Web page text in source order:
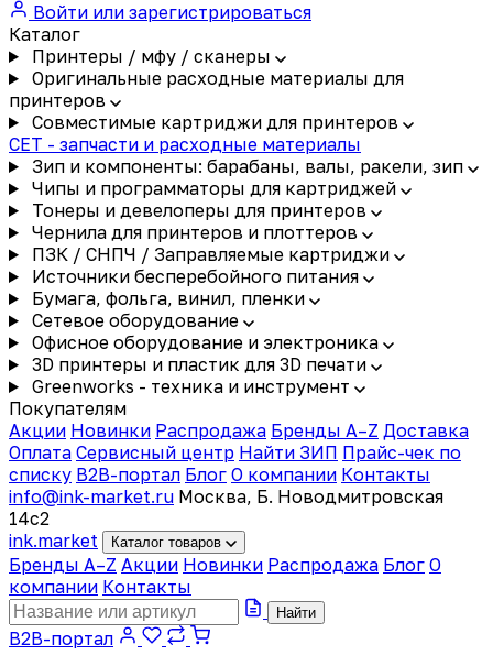
Войти или зарегистрироваться
Каталог
Принтеры / мфу / сканеры
Оригинальные расходные материалы для
принтеров
Совместимые картриджи для принтеров
CET - запчасти и расходные материалы
Зип и компоненты: барабаны, валы, ракели, зип
Чипы и программаторы для картриджей
Тонеры и девелоперы для принтеров
Чернила для принтеров и плоттеров
ПЗК / СНПЧ / Заправляемые картриджи
Источники бесперебойного питания
Бумага, фольга, винил, пленки
Сетевое оборудование
Офисное оборудование и электроника
3D принтеры и пластик для 3D печати
Greenworks - техника и инструмент
Покупателям
Акции Новинки Распродажа Бренды A–Z Доставка
Оплата Сервисный центр Найти ЗИП Прайс-чек по
списку B2B-портал Блог О компании Контакты
info@ink-market.ru Москва, Б. Новодмитровская
14с2
ink.market Каталог товаров
Бренды A–Z Акции Новинки Распродажа Блог О
компании Контакты
Найти
B2B-портал